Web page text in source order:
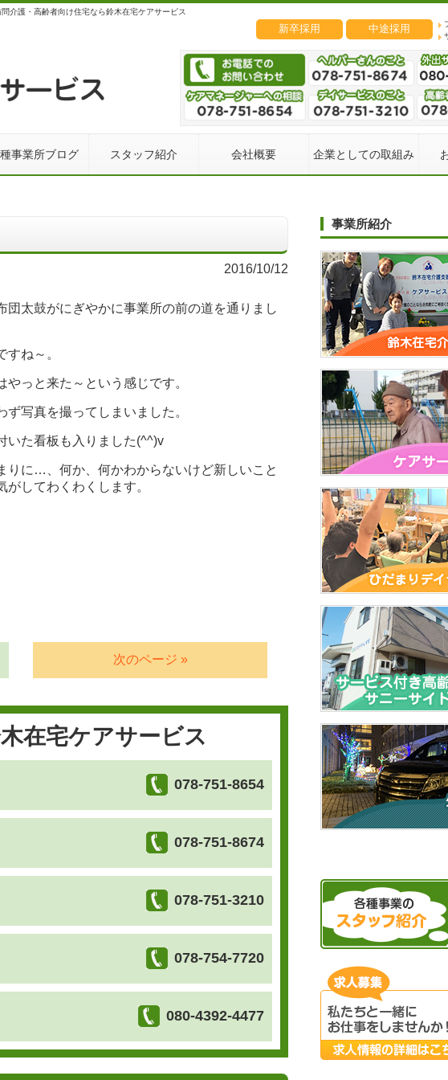
介護・高齢者向け住宅なら鈴木在宅ケアサービス
新卒採用 中途採用
事業所ブログ スタッフ紹介 会社概要 企業としての取組み
2016/10/12
団太鼓がにぎやかに事業所の前の道を通りまし
すね～。
やっと来た～という感じです。
ず写真を撮ってしまいました。
いた看板も入りました(^^)v
りに…、何か、何かわからないけど新しいこと
がしてわくわくします。
次のページ »
在宅ケアサービス
078-751-8654
078-751-8674
078-751-3210
078-754-7720
080-4392-4477
事業所紹介